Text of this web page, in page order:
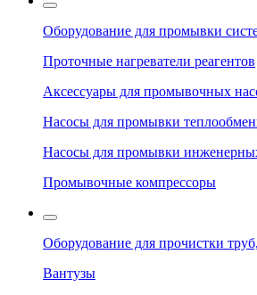
Оборудование для промывки
Проточные нагреватели реагентов
Аксессуары для промывочных
Насосы для промывки
Насосы для промывки
Промывочные компрессоры
Оборудование для прочистки
Вантузы